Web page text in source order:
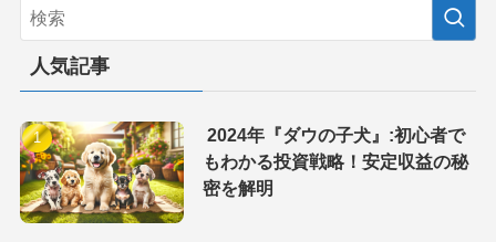
人気記事
2024年『ダウの子犬』:初心者で
もわかる投資戦略！安定収益の秘
密を解明